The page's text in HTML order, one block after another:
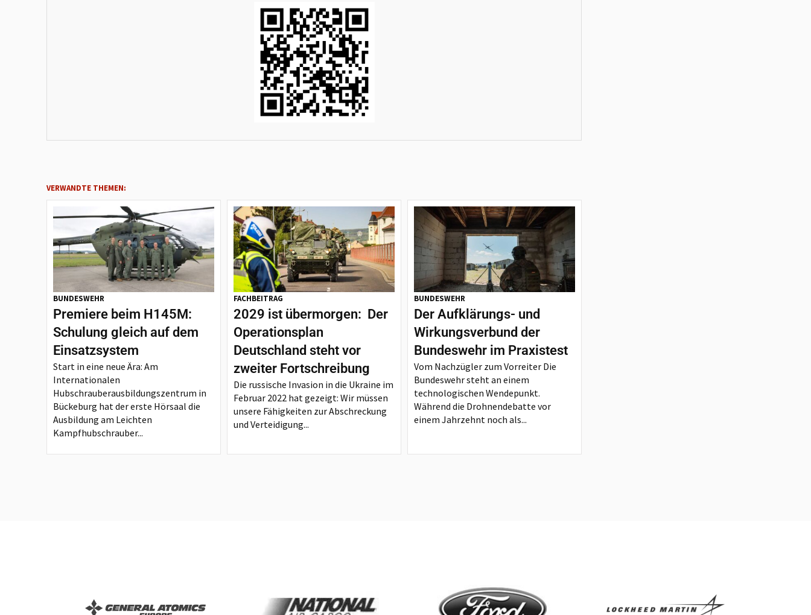
VERWANDTE THEMEN:
BUNDESWEHR
Premiere beim H145M:
Schulung gleich auf dem
Einsatzsystem
Start in eine neue Ära: Am
Internationalen
Hubschrauberausbildungszentrum in
Bückeburg hat der erste Hörsaal die
Ausbildung am Leichten
Kampfhubschrauber...
FACHBEITRAG
2029 ist übermorgen: Der
Operationsplan
Deutschland steht vor
zweiter Fortschreibung
Die russische Invasion in die Ukraine im
Februar 2022 hat gezeigt: Wir müssen
unsere Fähigkeiten zur Abschreckung
und Verteidigung...
BUNDESWEHR
Der Aufklärungs- und
Wirkungsverbund der
Bundeswehr im Praxistest
Vom Nachzügler zum Vorreiter Die
Bundeswehr steht an einem
technologischen Wendepunkt.
Während die Drohnendebatte vor
einem Jahrzehnt noch als...